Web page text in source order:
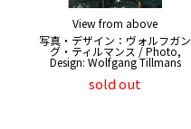
View from above
写真・デザイン：ヴォルフガン
グ・ティルマンス / Photo,
Design: Wolfgang Tillmans
sold out